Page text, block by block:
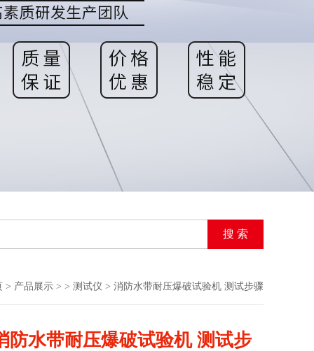
> 产品展示 > > 测试仪 > 消防水带耐压爆破试验机 测试步骤
防水带耐压爆破试验机 测试步